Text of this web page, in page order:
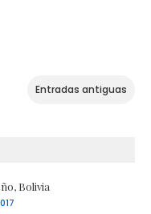
Entradas antiguas
Bolivia